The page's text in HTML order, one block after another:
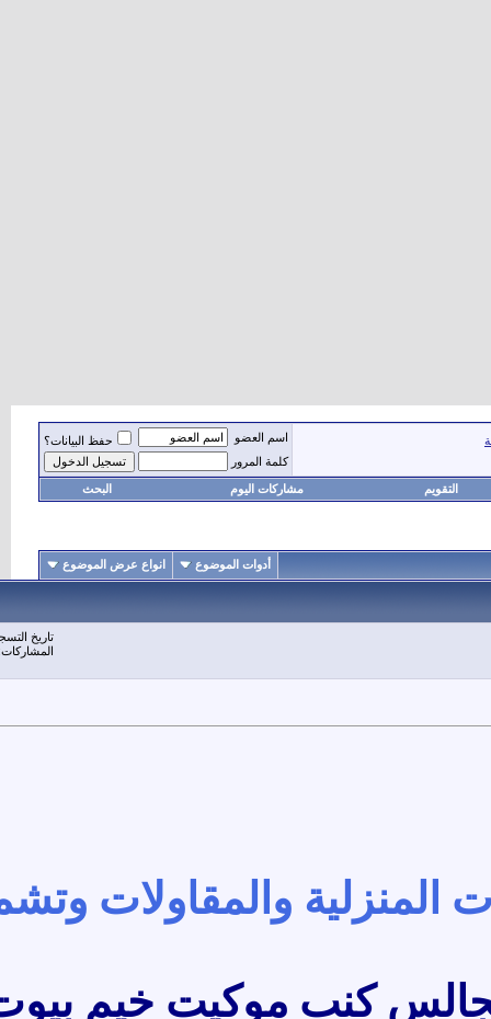
حفظ البيانات؟
انواع عرض الموضوع
والمقاولات وتشمل
كنب موكيت خيم بيوت